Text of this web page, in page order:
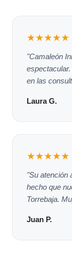
★★★★★
"Camaleón
en las
Laura G.
★★★★★
"Su atención
hecho que
Torrebaja.
Juan P.